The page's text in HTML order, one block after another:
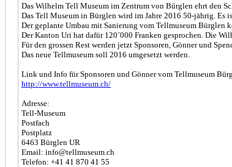
Das Wilhelm Tell Museum im Zentrum von Bürglen ehrt den
Das Tell Museum in Bürglen wird im Jahre 2016 50-jährig. Es
Der geplante Umbau mit Sanierung vom Tellmuseum Bürglen
Der Kanton Uri hat dafür 120´000 Franken gesprochen. Die
Für den grossen Rest werden jetzt Sponsoren, Gönner und
Das neue Tellmuseum soll 2016 umgesetzt werden.
Link und Info für Sponsoren und Gönner vom Tellmuseum
http://www.tellmuseum.ch/
Adresse:
Tell-Museum
Postfach
Postplatz
6463 Bürglen UR
Email: info@tellmuseum.ch
Telefon: +41 41 870 41 55